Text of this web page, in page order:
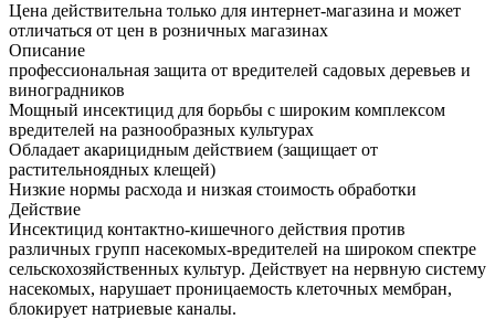
Цена действительна только для интернет-магазина и может
отличаться от цен в розничных магазинах
Описание
профессиональная защита от вредителей садовых деревьев и
виноградников
Мощный инсектицид для борьбы с широким комплексом
вредителей на разнообразных культурах
Обладает акарицидным действием (защищает от
растительноядных клещей)
Низкие нормы расхода и низкая стоимость обработки
Действие
Инсектицид контактно-кишечного действия против
различных групп насекомых-вредителей на широком спектре
сельскохозяйственных культур. Действует на нервную систему
насекомых, нарушает проницаемость клеточных мембран,
блокирует натриевые каналы.